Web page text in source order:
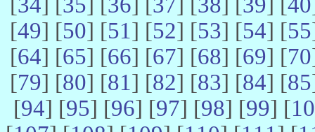
[49] [50] [51] [52] [53] [54] [55
[64] [65] [66] [67] [68] [69] [70
[79] [80] [81] [82] [83] [84] [85
[94] [95] [96] [97] [98] [99] [